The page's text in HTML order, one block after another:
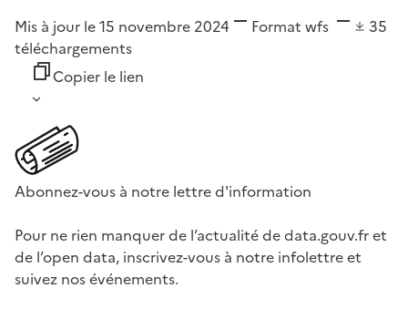
Mis à jour le 15 novembre 2024 Format wfs
35
téléchargements
Copier le lien
Abonnez-vous à notre lettre d'information
Pour ne rien manquer de l’actualité de data.gouv.fr et
de l’open data, inscrivez-vous à notre infolettre et
suivez nos événements.